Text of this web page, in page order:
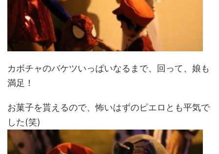
カボチャのバケツいっぱいなるまで、回って、娘も
満足！
お菓子を貰えるので、怖いはずのピエロとも平気で
した(笑)